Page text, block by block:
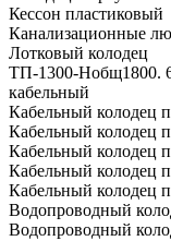
Кессон пластиковый
Канализационные
Лотковый колодец
ТП-1300-Hобщ1800.
кабельный
Кабельный колодец
Кабельный колодец
Кабельный колодец
Кабельный колодец
Кабельный колодец
Водопроводный
Водопроводный